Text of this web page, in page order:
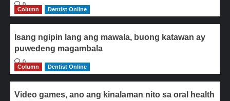
0
Column
Dentist Online
Isang ngipin lang ang mawala, buong katawan ay
puwedeng magambala
0
Column
Dentist Online
Video games, ano ang kinalaman nito sa oral health